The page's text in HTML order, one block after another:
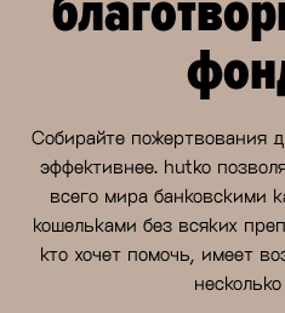
Собирайте пожертвования
эффективнее. hutko
всего мира банковскими
кошельками без всяких
кто хочет помочь, имеет